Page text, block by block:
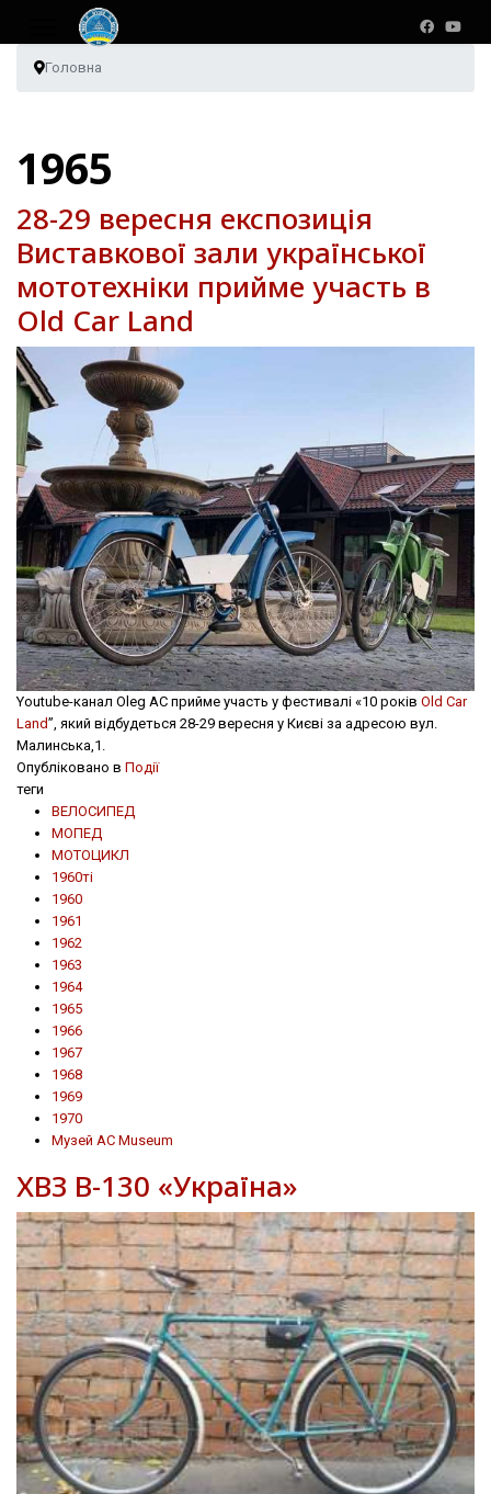
Головна
1965
28-29 вересня експозиція
Виставкової зали української
мототехніки прийме участь в
Old Car Land
Youtube-канал Oleg AC прийме участь у фестивалі «10 років Old Car
Land”, який відбудеться 28-29 вересня у Києві за адресою вул.
Малинська,1.
Опубліковано в Події
теги
ВЕЛОСИПЕД
МОПЕД
МОТОЦИКЛ
1960ті
1960
1961
1962
1963
1964
1965
1966
1967
1968
1969
1970
Музей AC Museum
ХВЗ В-130 «Україна»